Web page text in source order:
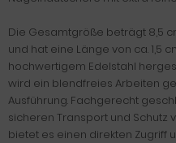
Die Gesamtgröße beträgt 8,5
und hat eine Länge von ca. 1,5
hochwertigem Edelstahl
wird ein blendfreies Arbeiten
Ausführung. Fachgerecht
sicheren Transport und Schutz
bietet es einen direkten Zugriff